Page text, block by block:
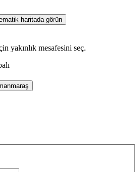
haritada görün
yakınlık mesafesini seç.